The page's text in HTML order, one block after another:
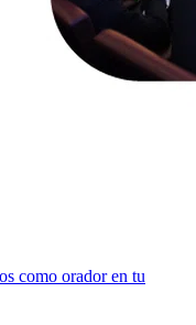
como orador en tu